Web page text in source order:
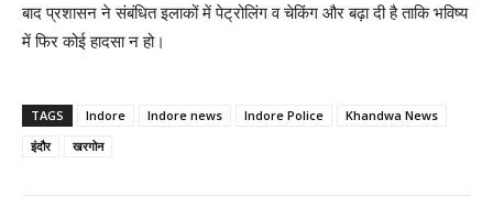
बाद प्रशासन ने संबंधित इलाकों में पेट्रोलिंग व चेकिंग और बढ़ा दी है ताकि भविष्य
में फिर कोई हादसा न हो।
TAGS Indore Indore news Indore Police
Khandwa News
इंदौर
खरगोन